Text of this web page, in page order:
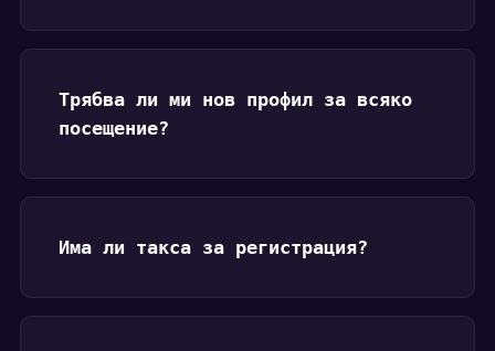
Трябва ли ми нов профил за всяко
посещение?
Има ли такса за регистрация?